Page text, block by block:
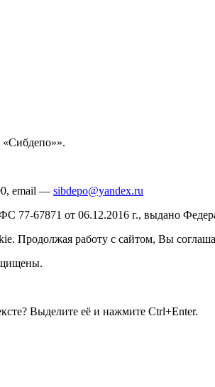
email — sibdepo@yandex.ru
67871 от 06.12.2016 г., выдано
Продолжая работу с сайтом, Вы
Выделите её и нажмите Ctrl+Enter.